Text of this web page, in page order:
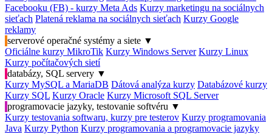
Facebooku (FB) - kurzy Meta Ads Kurzy marketingu na sociálnych
sieťach Platená reklama na sociálnych sieťach Kurzy Google
reklamy
serverové operačné systémy a siete ▼
Oficiálne kurzy MikroTik Kurzy Windows Server Kurzy Linux
Kurzy počítačových sietí
databázy, SQL servery ▼
Kurzy MySQL a MariaDB Dátová analýza kurzy Databázové kurzy
Kurzy SQL Kurzy Oracle Kurzy Microsoft SQL Server
programovacie jazyky, testovanie softvéru ▼
Kurzy testovania softwaru, kurzy pre testerov Kurzy programovania
Java Kurzy Python Kurzy programovania a programovacie jazyky